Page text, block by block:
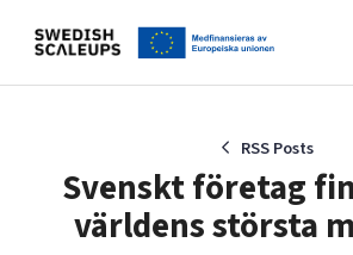
Events
RSS Posts
Svenskt företag
världens största